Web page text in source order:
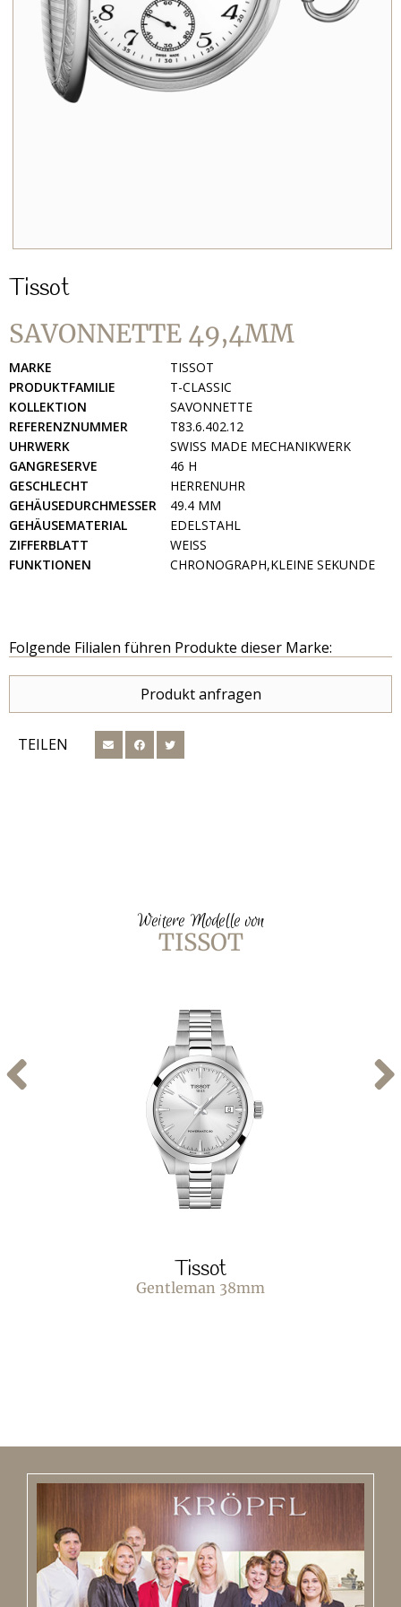
Tissot
SAVONNETTE 49,4MM
MARKE
TISSOT
PRODUKTFAMILIE
T-CLASSIC
KOLLEKTION
SAVONNETTE
REFERENZNUMMER
T83.6.402.12
UHRWERK
SWISS MADE MECHANIKWERK
GANGRESERVE
46 H
GESCHLECHT
HERRENUHR
GEHÄUSEDURCHMESSER
49.4 MM
GEHÄUSEMATERIAL
EDELSTAHL
ZIFFERBLATT
WEISS
FUNKTIONEN
CHRONOGRAPH,KLEINE SEKUNDE
Folgende Filialen führen Produkte dieser Marke:
Produkt anfragen
TEILEN
Weitere Modelle von
TISSOT
Tissot
Gentleman 38mm